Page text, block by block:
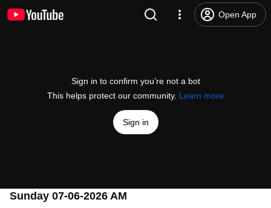
Open App
Sign in to confirm you’re not a bot
This helps protect our community. Learn more
Sign in
Sunday 07-06-2026 AM